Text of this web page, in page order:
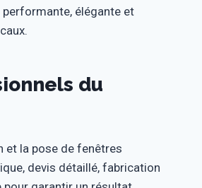
élégante et
du
et la pose de fenêtres
devis détaillé, fabrication